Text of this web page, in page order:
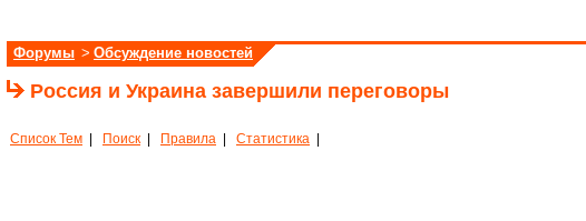
Форумы > Обсуждение новостей
Россия и Украина завершили переговоры
Список Тем Поиск Правила Статистика